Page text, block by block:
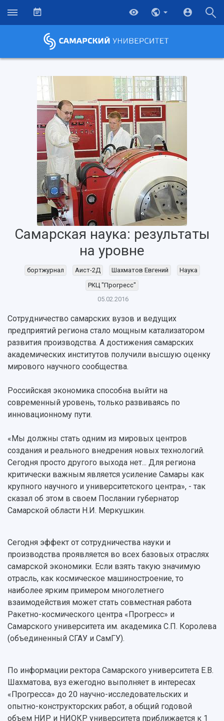
Об университете
История
Ключевые факты
Рейтинги
Наблюдательный совет
Попечительский совет
Ректорат
Кадровый резерв
Персоналии
Сотрудники и преподаватели
Заслуженные деятели
Институты и факультеты
Кафедры
Научные подразделения
Отделы и службы
Общественные организации
Институт искусственного интеллекта
Инжиниринговый центр
Аграрный карбоновый полигон
Архив
Устойчивое развитие
Кампус
3D-тур по университету
Новости
Главные новости
Бортжурнал
Объявления
СМИ об университете
Пресс-центр
Газета "Полет"
Газета "Самарский университет"
Мы в соцсетях
Мультимедиа
Подкасты
Образование
Почему я выбираю Самарский университет?
Абитуриенту
Бакалавриат и специалитет
Аспирантура
Формы обучения
Учебные планы
Институты и факультеты
Образовательные программы
Профессорско-преподавательский состав
Расписание занятий
Тестирование иностранных граждан на
знание русского языка, истории России и
основ законодательства РФ
Платные образовательные услуги
Скидки на обучение
Подготовительные курсы
Библиотека
Видеолекции
Противодействие COVID-19
Научно-исследовательская деятельность
Основные научные направления
Научные школы и ведущие научные коллективы
Диссертационные советы
Конкурс на замещение должностей научных
работников
Научно-технический совет
Аспирантура и докторантура
Справочные материалы
Научная инфраструктура
Научно-исследовательские подразделения
исследовательской деятельностью
Материальная база
Подразделения научного обслуживания
Организационные документы
Результаты научно-исследовательской
деятельности
Научно-технические разработки
Конкурсы научных проектов и грантов
Областной конкурс "Молодой учёный"
деятельности
Журналы Самарского университета
Научные конференции
Патенты
Публикации и издания
Самарская наука: результаты
на уровне
бортжурнал Аист-2Д Шахматов Евгений
Наука
РКЦ "Прогресс"
05.02.2016
Сотрудничество самарских вузов и ведущих
предприятий региона стало мощным катализатором
развития производства. А достижения самарских
академических институтов получили высшую оценку
мирового научного сообщества.
Российская экономика способна выйти на
современный уровень, только развиваясь по
инновационному пути.
«Мы должны стать одним из мировых центров
создания и реального внедрения новых технологий.
Сегодня просто другого выхода нет... Для региона
критически важным является усиление Самары как
крупного научного и университетского центра», - так
сказал об этом в своем Послании губернатор
Самарской области Н.И. Меркушкин.
Сегодня эффект от сотрудничества науки и
производства проявляется во всех базовых отраслях
самарской экономики. Если взять такую значимую
отрасль, как космическое машиностроение, то
наиболее ярким примером многолетнего
взаимодействия может стать совместная работа
Ракетно-космического центра «Прогресс» и
Самарского университета им. академика С.П. Королева
(объединенный СГАУ и СамГУ).
По информации ректора Самарского университета Е.В.
Шахматова, вуз ежегодно выполняет в интересах
«Прогресса» до 20 научно-исследовательских и
опытно-конструкторских работ, а общий годовой
объем НИР и НИОКР университета приближается к 1